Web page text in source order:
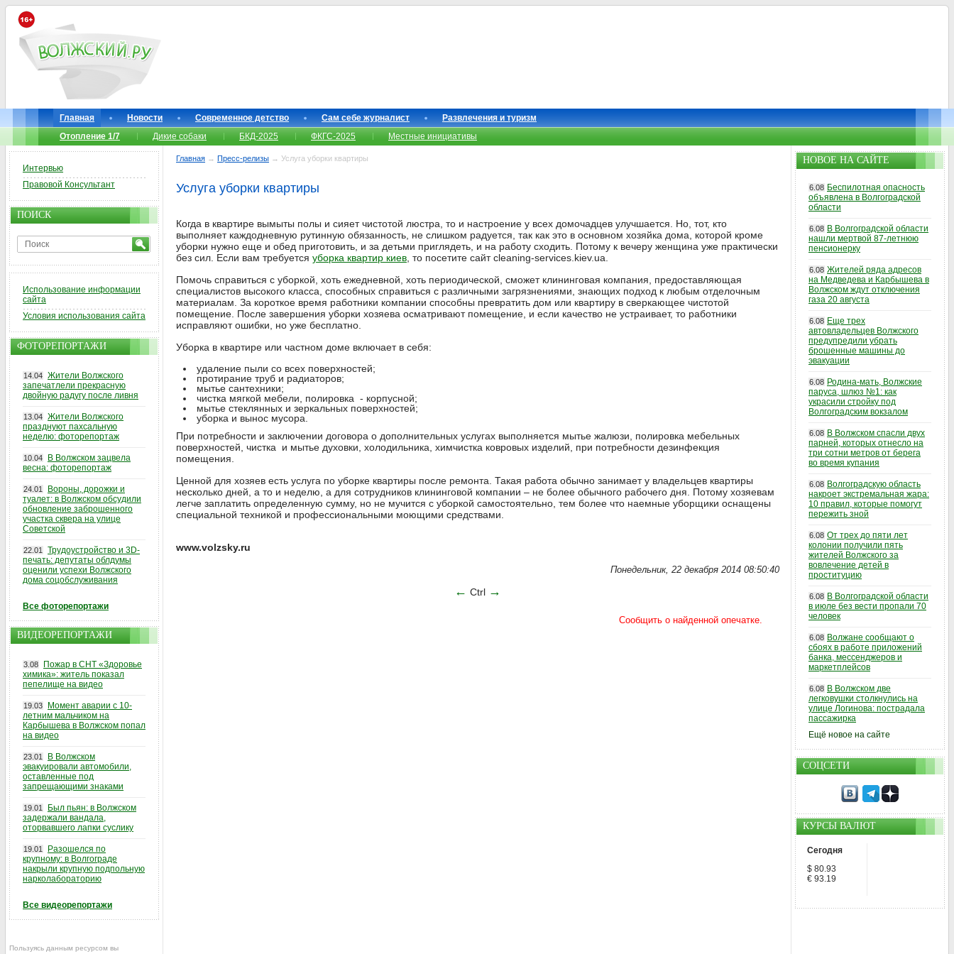
Главная Новости Современное детство Сам себе журналист
Развлечения и туризм
Отопление 1/7
Дикие собаки БКД-2025 ФКГС-2025 Местные инициативы
Главная → Пресс-релизы → Услуга уборки квартиры
Услуга уборки квартиры
Когда в квартире вымыты полы и сияет чистотой люстра, то и настроение у всех домочадцев улучшается. Но, тот, кто
выполняет каждодневную рутинную обязанность, не слишком радуется, так как это в основном хозяйка дома, которой кроме
уборки нужно еще и обед приготовить, и за детьми приглядеть, и на работу сходить. Потому к вечеру женщина уже практически
без сил. Если вам требуется уборка квартир киев , то посетите сайт cleaning-services.kiev.ua.
Помочь справиться с уборкой, хоть ежедневной, хоть периодической, сможет клининговая компания, предоставляющая
специалистов высокого класса, способных справиться с различными загрязнениями, знающих подход к любым отделочным
материалам. За короткое время работники компании способны превратить дом или квартиру в сверкающее чистотой
помещение. После завершения уборки хозяева осматривают помещение, и если качество не устраивает, то работники
исправляют ошибки, но уже бесплатно.
Уборка в квартире или частном доме включает в себя:
удаление пыли со всех поверхностей;
протирание труб и радиаторов;
мытье сантехники;
чистка мягкой мебели, полировка - корпусной;
мытье стеклянных и зеркальных поверхностей;
уборка и вынос мусора.
При потребности и заключении договора о дополнительных услугах выполняется мытье жалюзи, полировка мебельных
поверхностей, чистка и мытье духовки, холодильника, химчистка ковровых изделий, при потребности дезинфекция
помещения.
Ценной для хозяев есть услуга по уборке квартиры после ремонта. Такая работа обычно занимает у владельцев квартиры
несколько дней, а то и неделю, а для сотрудников клининговой компании – не более обычного рабочего дня. Потому хозяевам
легче заплатить определенную сумму, но не мучится с уборкой самостоятельно, тем более что наемные уборщики оснащены
специальной техникой и профессиональными моющими средствами.
www.volzsky.ru
Понедельник, 22 декабря 2014 08:50:40
← Ctrl →
Интервью
Правовой Консультант
ПОИСК
Использование информации
сайта
Условия использования сайта
ФОТОРЕПОРТАЖИ
14.04 Жители Волжского
запечатлели прекрасную
двойную радугу после ливня
13.04 Жители Волжского
празднуют пахсальную
неделю: фоторепортаж
10.04
В Волжском зацвела
весна: фоторепортаж
24.01
Вороны, дорожки и
туалет: в Волжском обсудили
обновление заброшенного
участка сквера на улице
Советской
22.01
Трудоустройство и 3D-
печать: депутаты облдумы
оценили успехи Волжского
дома соцобслуживания
Все фоторепортажи
ВИДЕОРЕПОРТАЖИ
3.08
Пожар в СНТ «Здоровье
химика»: житель показал
пепелище на видео
19.03
Момент аварии с 10-
летним мальчиком на
Карбышева в Волжском попал
на видео
23.01
В Волжском
эвакуировали автомобили,
оставленные под
запрещающими знаками
19.01
Был пьян: в Волжском
задержали вандала,
оторвавшего лапки суслику
19.01
Разошелся по
крупному: в Волгограде
накрыли крупную подпольную
нарколабораторию
Все видеорепортажи
Пользуясь данным ресурсом вы
НОВОЕ НА САЙТЕ
6.08 Беспилотная опасность
объявлена в Волгоградской
области
6.08 В Волгоградской области
нашли мертвой 87-летнюю
пенсионерку
6.08 Жителей ряда адресов
на Медведева и Карбышева в
Волжском ждут отключения
газа 20 августа
6.08 Еще трех
автовладельцев Волжского
предупредили убрать
брошенные машины до
эвакуации
6.08 Родина-мать, Волжские
паруса, шлюз №1: как
украсили стройку под
Волгоградским вокзалом
6.08 В Волжском спасли двух
парней, которых отнесло на
три сотни метров от берега
во время купания
6.08 Волгоградскую область
накроет экстремальная жара:
10 правил, которые помогут
пережить зной
6.08 От трех до пяти лет
колонии получили пять
жителей Волжского за
вовлечение детей в
проституцию
6.08 В Волгоградской области
в июле без вести пропали 70
человек
6.08 Волжане сообщают о
сбоях в работе приложений
банка, мессенджеров и
маркетплейсов
6.08 В Волжском две
легковушки столкнулись на
улице Логинова: пострадала
пассажирка
Ещё новое на сайте
СОЦСЕТИ
КУРСЫ ВАЛЮТ
Сегодня
$ 80.93
€ 93.19